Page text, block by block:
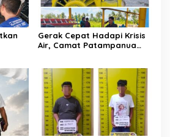
Gerak Cepat Hadapi Krisis
Air, Camat Patampanua
Hektare Sawah Warga